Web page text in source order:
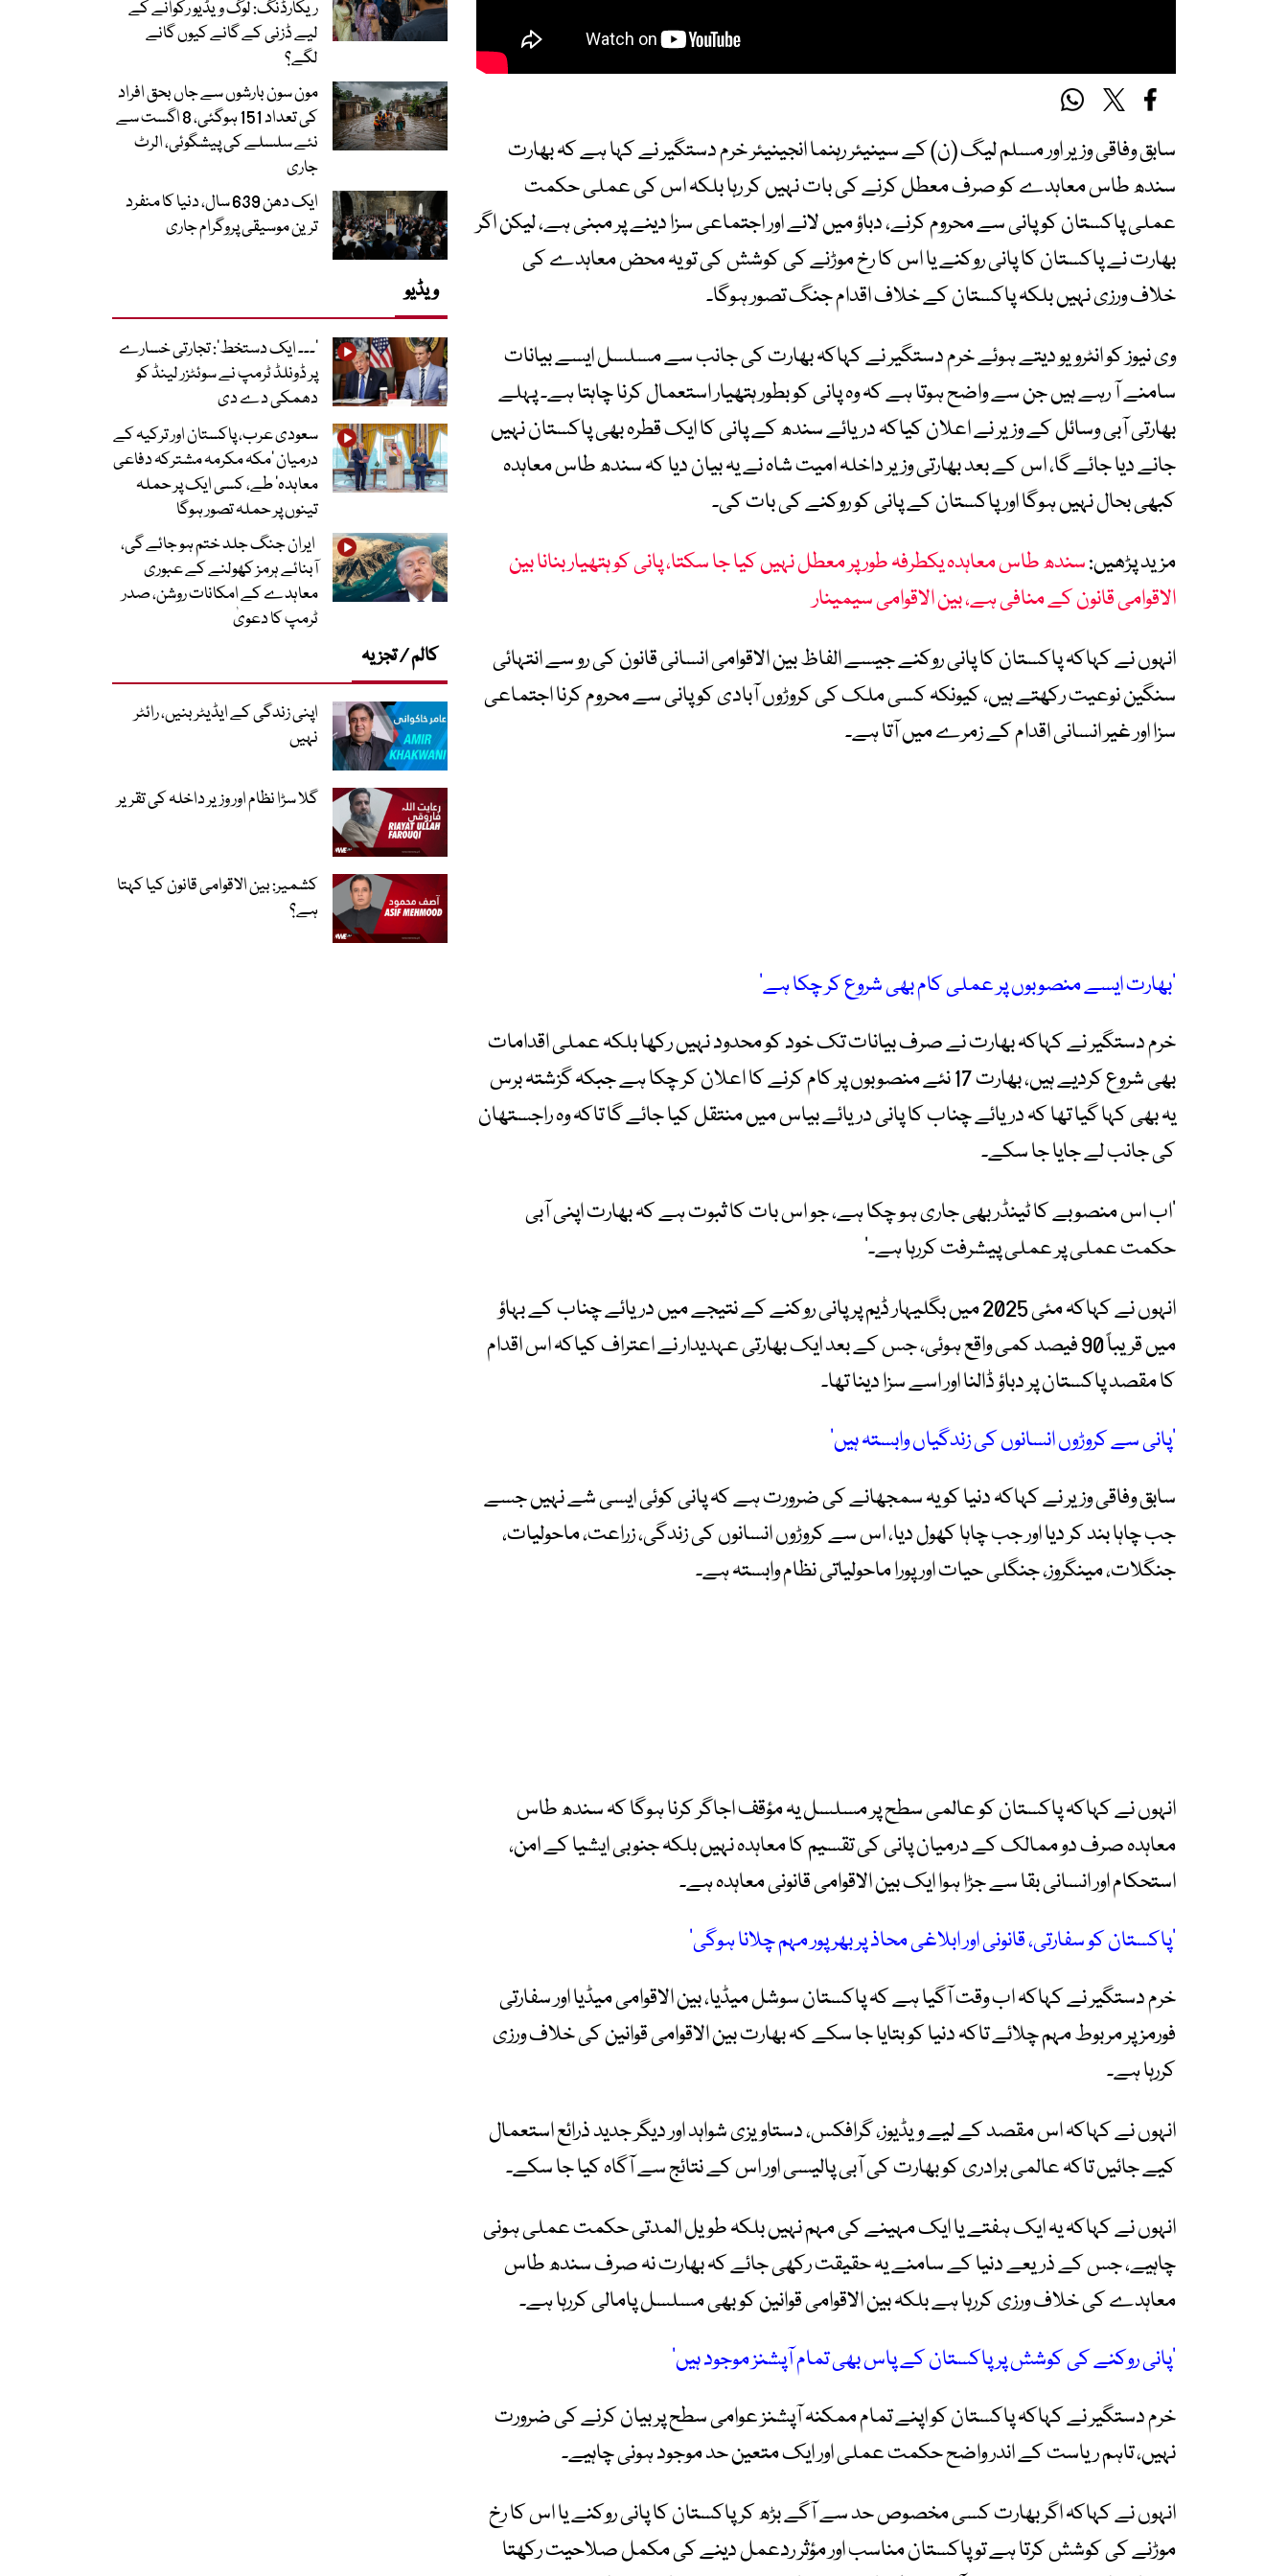
سابق وفاقی وزیر اور مسلم لیگ (ن) کے سینیئر رہنما انجینیئر خرم دستگیر نے کہا ہے کہ بھارت
سندھ طاس معاہدے کو صرف معطل کرنے کی بات نہیں کر رہا بلکہ اس کی عملی حکمت
عملی پاکستان کو پانی سے محروم کرنے، دباؤ میں لانے اور اجتماعی سزا دینے پر مبنی ہے، لیکن اگر
بھارت نے پاکستان کا پانی روکنے یا اس کا رخ موڑنے کی کوشش کی تو یہ محض معاہدے کی
خلاف ورزی نہیں بلکہ پاکستان کے خلاف اقدام جنگ تصور ہوگا۔
وی نیوز کو انٹرویو دیتے ہوئے خرم دستگیر نے کہاکہ بھارت کی جانب سے مسلسل ایسے بیانات
سامنے آ رہے ہیں جن سے واضح ہوتا ہے کہ وہ پانی کو بطور ہتھیار استعمال کرنا چاہتا ہے۔ پہلے
بھارتی آبی وسائل کے وزیر نے اعلان کیاکہ دریائے سندھ کے پانی کا ایک قطرہ بھی پاکستان نہیں
جانے دیا جائے گا، اس کے بعد بھارتی وزیر داخلہ امیت شاہ نے یہ بیان دیا کہ سندھ طاس معاہدہ
کبھی بحال نہیں ہوگا اور پاکستان کے پانی کو روکنے کی بات کی۔
مزید پڑھیں:سندھ طاس معاہدہ یکطرفہ طور پر معطل نہیں کیا جا سکتا، پانی کو ہتھیار بنانا بین
الاقوامی قانون کے منافی ہے، بین الاقوامی سیمینار
انہوں نے کہاکہ پاکستان کا پانی روکنے جیسے الفاظ بین الاقوامی انسانی قانون کی رو سے انتہائی
سنگین نوعیت رکھتے ہیں، کیونکہ کسی ملک کی کروڑوں آبادی کو پانی سے محروم کرنا اجتماعی
سزا اور غیر انسانی اقدام کے زمرے میں آتا ہے۔
’بھارت ایسے منصوبوں پر عملی کام بھی شروع کر چکا ہے‘
خرم دستگیر نے کہاکہ بھارت نے صرف بیانات تک خود کو محدود نہیں رکھا بلکہ عملی اقدامات
بھی شروع کردیے ہیں، بھارت 17 نئے منصوبوں پر کام کرنے کا اعلان کر چکا ہے جبکہ گزشتہ برس
یہ بھی کہا گیا تھا کہ دریائے چناب کا پانی دریائے بیاس میں منتقل کیا جائے گا تاکہ وہ راجستھان
کی جانب لے جایا جا سکے۔
’اب اس منصوبے کا ٹینڈر بھی جاری ہو چکا ہے، جو اس بات کا ثبوت ہے کہ بھارت اپنی آبی
حکمت عملی پر عملی پیشرفت کررہا ہے۔‘
انہوں نے کہاکہ مئی 2025 میں بگلیہار ڈیم پر پانی روکنے کے نتیجے میں دریائے چناب کے بہاؤ
میں قریباً 90 فیصد کمی واقع ہوئی، جس کے بعد ایک بھارتی عہدیدار نے اعتراف کیاکہ اس اقدام
کا مقصد پاکستان پر دباؤ ڈالنا اور اسے سزا دینا تھا۔
’پانی سے کروڑوں انسانوں کی زندگیاں وابستہ ہیں‘
سابق وفاقی وزیر نے کہاکہ دنیا کو یہ سمجھانے کی ضرورت ہے کہ پانی کوئی ایسی شے نہیں جسے
جب چاہا بند کر دیا اور جب چاہا کھول دیا، اس سے کروڑوں انسانوں کی زندگی، زراعت، ماحولیات،
جنگلات، مینگروز، جنگلی حیات اور پورا ماحولیاتی نظام وابستہ ہے۔
انہوں نے کہاکہ پاکستان کو عالمی سطح پر مسلسل یہ مؤقف اجاگر کرنا ہوگا کہ سندھ طاس
معاہدہ صرف دو ممالک کے درمیان پانی کی تقسیم کا معاہدہ نہیں بلکہ جنوبی ایشیا کے امن،
استحکام اور انسانی بقا سے جڑا ہوا ایک بین الاقوامی قانونی معاہدہ ہے۔
’پاکستان کو سفارتی، قانونی اور ابلاغی محاذ پر بھرپور مہم چلانا ہوگی‘
خرم دستگیر نے کہاکہ اب وقت آگیا ہے کہ پاکستان سوشل میڈیا، بین الاقوامی میڈیا اور سفارتی
فورمز پر مربوط مہم چلائے تاکہ دنیا کو بتایا جا سکے کہ بھارت بین الاقوامی قوانین کی خلاف ورزی
کررہا ہے۔
انہوں نے کہاکہ اس مقصد کے لیے ویڈیوز، گرافکس، دستاویزی شواہد اور دیگر جدید ذرائع استعمال
کیے جائیں تاکہ عالمی برادری کو بھارت کی آبی پالیسی اور اس کے نتائج سے آگاہ کیا جا سکے۔
انہوں نے کہاکہ یہ ایک ہفتے یا ایک مہینے کی مہم نہیں بلکہ طویل المدتی حکمت عملی ہونی
چاہیے، جس کے ذریعے دنیا کے سامنے یہ حقیقت رکھی جائے کہ بھارت نہ صرف سندھ طاس
معاہدے کی خلاف ورزی کررہا ہے بلکہ بین الاقوامی قوانین کو بھی مسلسل پامالی کررہا ہے۔
’پانی روکنے کی کوشش پر پاکستان کے پاس بھی تمام آپشنز موجود ہیں‘
خرم دستگیر نے کہاکہ پاکستان کو اپنے تمام ممکنہ آپشنز عوامی سطح پر بیان کرنے کی ضرورت
نہیں، تاہم ریاست کے اندر واضح حکمت عملی اور ایک متعین حد موجود ہونی چاہیے۔
انہوں نے کہاکہ اگر بھارت کسی مخصوص حد سے آگے بڑھ کر پاکستان کا پانی روکنے یا اس کا رخ
موڑنے کی کوشش کرتا ہے تو پاکستان مناسب اور مؤثر ردعمل دینے کی مکمل صلاحیت رکھتا
ریکارڈنگ: لوگ ویڈیو رکوانے کے
لیے ڈزنی کے گانے کیوں گانے
لگے؟
مون سون بارشوں سے جاں بحق افراد
کی تعداد 151 ہوگئی، 8 اگست سے
نئے سلسلے کی پیشگوئی، الرٹ
جاری
ایک دھن 639 سال، دنیا کا منفرد
ترین موسیقی پروگرام جاری
ویڈیو
’۔۔۔ ایک دستخط‘: تجارتی خسارے
پر ڈونلڈ ٹرمپ نے سوئٹزر لینڈ کو
دھمکی دے دی
سعودی عرب، پاکستان اور ترکیہ کے
درمیان ’مکہ مکرمہ مشترکہ دفاعی
معاہدہ‘ طے، کسی ایک پر حملہ
تینوں پر حملہ تصور ہوگا
ایران جنگ جلد ختم ہو جائے گی،
آبنائے ہرمز کھولنے کے عبوری
معاہدے کے امکانات روشن، صدر
ٹرمپ کا دعویٰ
کالم / تجزیہ
اپنی زندگی کے ایڈیٹر بنیں، رائٹر
نہیں
گلا سڑا نظام اور وزیر داخلہ کی تقریر
کشمیر: بین الاقوامی قانون کیا کہتا
ہے؟